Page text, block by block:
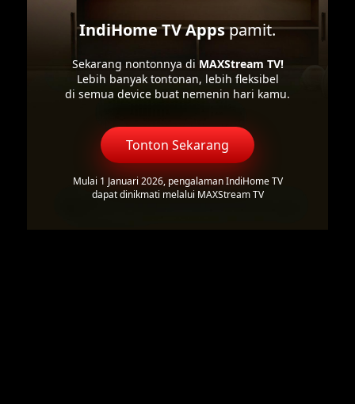
IndiHome TV Appspamit.
Sekarang nontonnya di MAXStream TV!
Lebih banyak tontonan, lebih fleksibel
di semua device buat nemenin hari kamu.
Tonton Sekarang
Mulai 1 Januari 2026, pengalaman IndiHome TV
dapat dinikmati melalui MAXStream TV